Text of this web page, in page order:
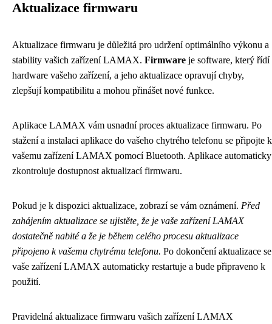
Aktualizace firmwaru
Aktualizace firmwaru je důležitá pro udržení optimálního výkonu a
stability vašich zařízení LAMAX. Firmware je software, který řídí
hardware vašeho zařízení, a jeho aktualizace opravují chyby,
zlepšují kompatibilitu a mohou přinášet nové funkce.
Aplikace LAMAX vám usnadní proces aktualizace firmwaru. Po
stažení a instalaci aplikace do vašeho chytrého telefonu se připojte k
vašemu zařízení LAMAX pomocí Bluetooth. Aplikace automaticky
zkontroluje dostupnost aktualizací firmwaru.
Pokud je k dispozici aktualizace, zobrazí se vám oznámení. Před
zahájením aktualizace se ujistěte, že je vaše zařízení LAMAX
dostatečně nabité a že je během celého procesu aktualizace
připojeno k vašemu chytrému telefonu. Po dokončení aktualizace se
vaše zařízení LAMAX automaticky restartuje a bude připraveno k
použití.
Pravidelná aktualizace firmwaru vašich zařízení LAMAX